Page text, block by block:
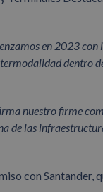
en 2023 con
dentro
nuestro firme
de las
con Santander,